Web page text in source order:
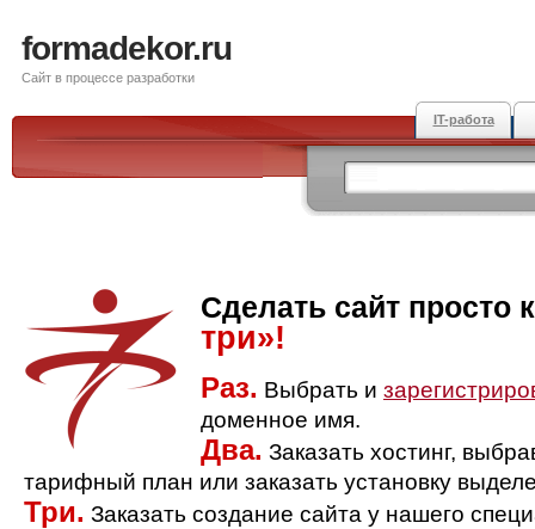
formadekor.ru
Сайт в процессе разработки
IT-работа
Сделать сайт просто
три»!
Раз. Выбрать и
доменное имя.
Два. Заказать хостинг,
тарифный план или заказать установку
Три. Заказать создание сайта у нашего